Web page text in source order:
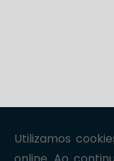
Copyright ©
W3C